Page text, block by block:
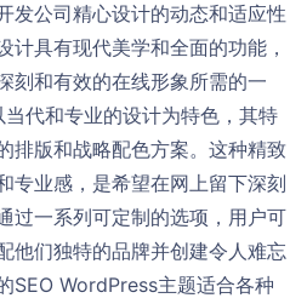
发公司精心设计的动态和适应性
计具有现代美学和全面的功能，
刻和有效的在线形象所需的一
代和专业的设计为特色，其特
排版和战略配色方案。这种精致
专业感，是希望在网上留下深刻
过一系列可定制的选项，用户可
他们独特的品牌并创建令人难忘
SEO WordPress主题适合各种